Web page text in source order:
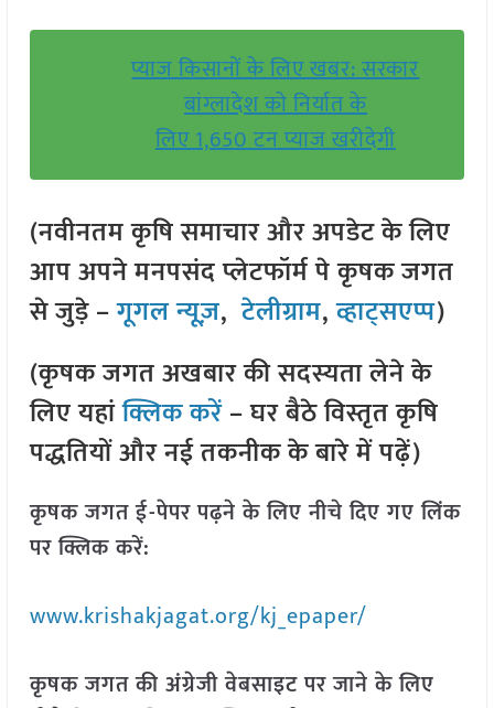
प्याज किसानों के लिए खबर: सरकार
बांग्लादेश को निर्यात के
लिए 1,650 टन प्याज खरीदेगी
(नवीनतम कृषि समाचार और अपडेट के लिए
आप अपने मनपसंद प्लेटफॉर्म पे कृषक जगत
से जुड़े –गूगल न्यूज़,टेलीग्राम,व्हाट्सएप्प)
(कृषक जगत अखबार की सदस्यता लेने के
लिए यहांक्लिक करें– घर बैठे विस्तृत कृषि
पद्धतियों और नई तकनीक के बारे में पढ़ें)
कृषक जगत ई-पेपर पढ़ने के लिए नीचे दिए गए लिंक
पर क्लिक करें:
www.krishakjagat.org/kj_epaper/
कृषक जगत की अंग्रेजी वेबसाइट पर जाने के लिए